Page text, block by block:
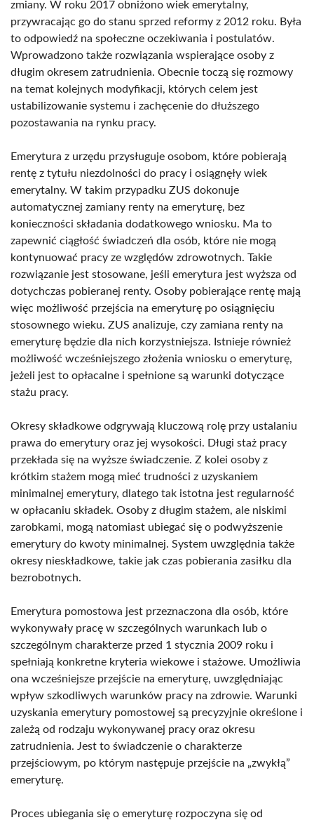
zmiany. W roku 2017 obniżono wiek emerytalny,
przywracając go do stanu sprzed reformy z 2012 roku. Była
to odpowiedź na społeczne oczekiwania i postulatów.
Wprowadzono także rozwiązania wspierające osoby z
długim okresem zatrudnienia. Obecnie toczą się rozmowy
na temat kolejnych modyfikacji, których celem jest
ustabilizowanie systemu i zachęcenie do dłuższego
pozostawania na rynku pracy.
Emerytura z urzędu przysługuje osobom, które pobierają
rentę z tytułu niezdolności do pracy i osiągnęły wiek
emerytalny. W takim przypadku ZUS dokonuje
automatycznej zamiany renty na emeryturę, bez
konieczności składania dodatkowego wniosku. Ma to
zapewnić ciągłość świadczeń dla osób, które nie mogą
kontynuować pracy ze względów zdrowotnych. Takie
rozwiązanie jest stosowane, jeśli emerytura jest wyższa od
dotychczas pobieranej renty. Osoby pobierające rentę mają
więc możliwość przejścia na emeryturę po osiągnięciu
stosownego wieku. ZUS analizuje, czy zamiana renty na
emeryturę będzie dla nich korzystniejsza. Istnieje również
możliwość wcześniejszego złożenia wniosku o emeryturę,
jeżeli jest to opłacalne i spełnione są warunki dotyczące
stażu pracy.
Okresy składkowe odgrywają kluczową rolę przy ustalaniu
prawa do emerytury oraz jej wysokości. Długi staż pracy
przekłada się na wyższe świadczenie. Z kolei osoby z
krótkim stażem mogą mieć trudności z uzyskaniem
minimalnej emerytury, dlatego tak istotna jest regularność
w opłacaniu składek. Osoby z długim stażem, ale niskimi
zarobkami, mogą natomiast ubiegać się o podwyższenie
emerytury do kwoty minimalnej. System uwzględnia także
okresy nieskładkowe, takie jak czas pobierania zasiłku dla
bezrobotnych.
Emerytura pomostowa jest przeznaczona dla osób, które
wykonywały pracę w szczególnych warunkach lub o
szczególnym charakterze przed 1 stycznia 2009 roku i
spełniają konkretne kryteria wiekowe i stażowe. Umożliwia
ona wcześniejsze przejście na emeryturę, uwzględniając
wpływ szkodliwych warunków pracy na zdrowie. Warunki
uzyskania emerytury pomostowej są precyzyjnie określone i
zależą od rodzaju wykonywanej pracy oraz okresu
zatrudnienia. Jest to świadczenie o charakterze
przejściowym, po którym następuje przejście na „zwykłą”
emeryturę.
Proces ubiegania się o emeryturę rozpoczyna się od